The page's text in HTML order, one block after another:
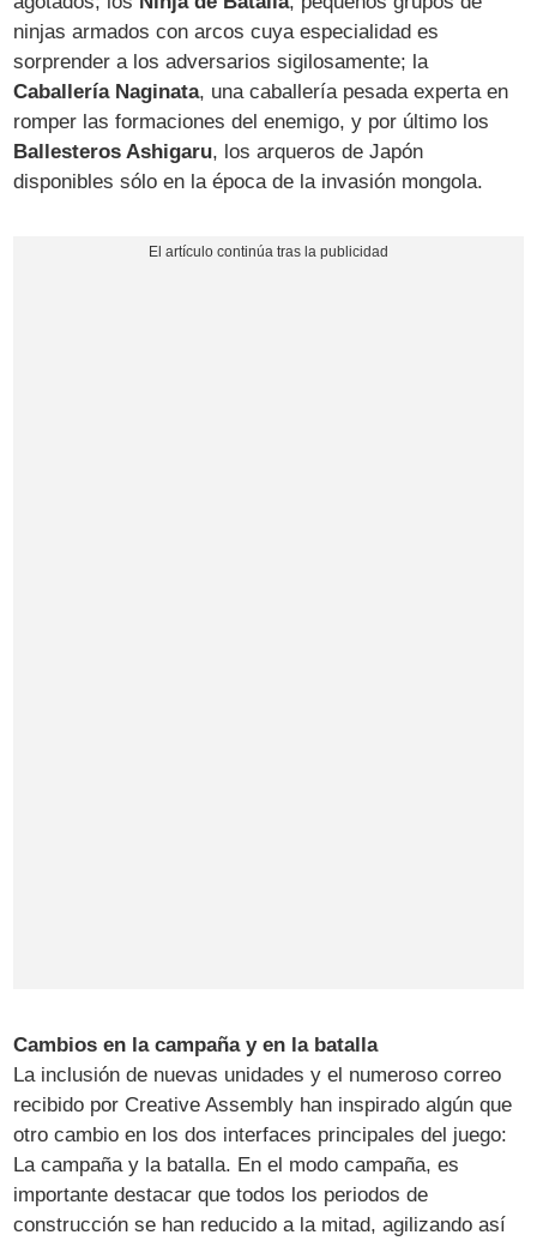
ninjas armados con arcos cuya especialidad es
sorprender a los adversarios sigilosamente; la
Caballería Naginata, una caballería pesada experta en
romper las formaciones del enemigo, y por último los
Ballesteros Ashigaru, los arqueros de Japón
disponibles sólo en la época de la invasión mongola.
Cambios en la campaña y en la batalla
La inclusión de nuevas unidades y el numeroso correo
recibido por Creative Assembly han inspirado algún que
otro cambio en los dos interfaces principales del juego:
La campaña y la batalla. En el modo campaña, es
importante destacar que todos los periodos de
construcción se han reducido a la mitad, agilizando así